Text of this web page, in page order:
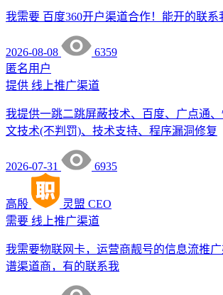
我需要 百度360开户渠道合作！能开的联系
2026-08-08
6359
匿名用户
提供 线上推广渠道
我提供一跳二跳屏蔽技术、百度、广点通
文技术(不判罚)、技术支持、程序漏洞修复
2026-07-31 6935
高殷 灵盟 CEO
需要 线上推广渠道
我需要物联网卡，运营商靓号的信息流推
谱渠道商，有的联系我